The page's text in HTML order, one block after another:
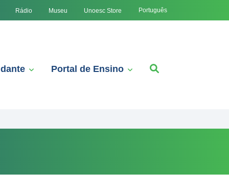
Rádio Museu Unoesc Store Português
Portal de Ensino